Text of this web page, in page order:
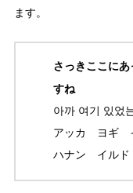
ます。
さっきここに
すね
아까 여기 있었
アッカ ヨギ
ハナン イルド